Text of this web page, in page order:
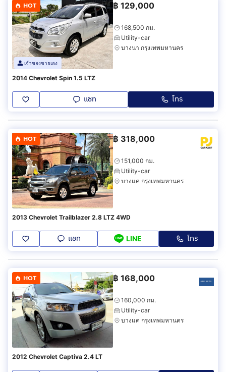
HOT
เจ้าของขายเอง
฿ 129,000
168,500 กม.
Utility-car
บางนา กรุงเทพมหานคร
2014 Chevrolet Spin 1.5 LTZ
แชท โทร
HOT ฿ 318,000
151,000 กม.
Utility-car
บางแค กรุงเทพมหานคร
2013 Chevrolet Trailblazer 2.8 LTZ 4WD
แชท LINE โทร
HOT ฿ 168,000
160,000 กม.
Utility-car
บางแค กรุงเทพมหานคร
2012 Chevrolet Captiva 2.4 LT